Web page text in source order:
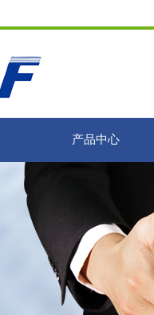
产品中心